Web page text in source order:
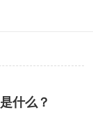
什么？